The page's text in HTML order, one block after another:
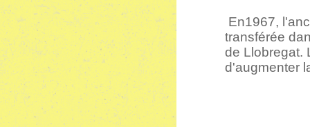
En1967,
transférée
de Llobregat.
d'augmenter